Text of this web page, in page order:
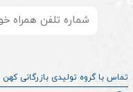
تماس با گروه تولیدی بازرگانی کهن